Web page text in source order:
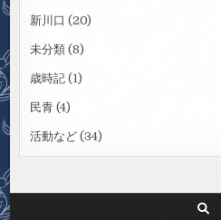
新川口 (20)
未分類 (8)
歳時記 (1)
民青 (4)
活動など (34)